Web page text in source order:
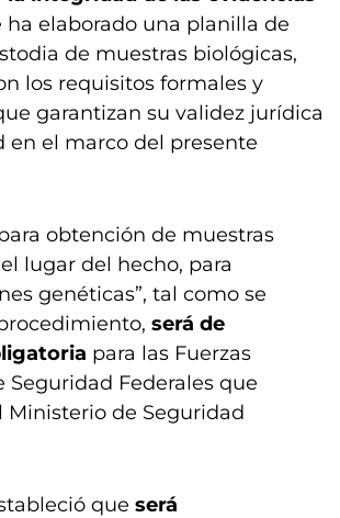
ha elaborado una planilla de
de muestras biológicas,
los requisitos formales y
garantizan su validez jurídica
en el marco del presente
obtención de muestras
lugar del hecho, para
genéticas”, tal como se
será de
para las Fuerzas
Seguridad Federales que
Ministerio de Seguridad
que será